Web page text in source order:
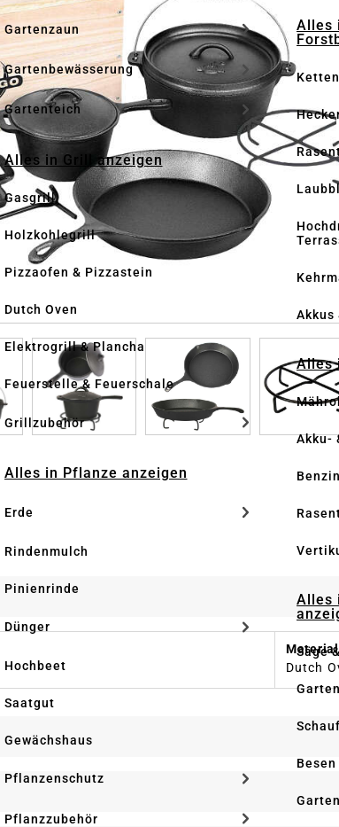
Gartenzaun
Gartenbewässerung
Gartenteich
Alles in Grill anzeigen
Gasgrill
Holzkohlegrill
Pizzaofen & Pizzastein
Dutch Oven
Elektrogrill & Plancha
Feuerstelle & Feuerschale
Grillzubehör
Alles in Pflanze anzeigen
Erde
Rindenmulch
Pinienrinde
Dünger
Hochbeet
Saatgut
Gewächshaus
Pflanzenschutz
Pflanzzubehör
Alles
Akkus
Alles
Akku-
Alles
Säge
Besen
Material
Dutch